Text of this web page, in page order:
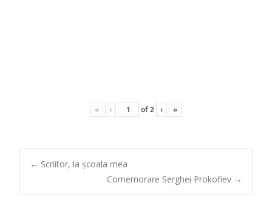
« ‹ of2 › »
Post
← Scriitor, la școala mea
Comemorare Serghei Prokofiev →